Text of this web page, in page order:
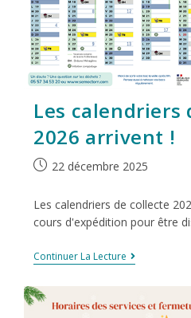
Les calendriers
2026 arrivent !
22 décembre 2025
Les calendriers de collecte
cours d'expédition pour être
Continuer La Lecture